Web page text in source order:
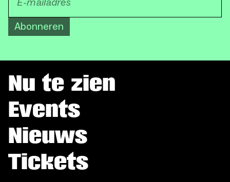
Abonneren
Nu te zien
Events
Nieuws
Tickets